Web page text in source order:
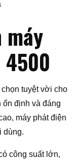
máy
4500
chọn tuyệt vời cho
ổn định và đáng
máy phát điện
dùng.
công suất lớn,